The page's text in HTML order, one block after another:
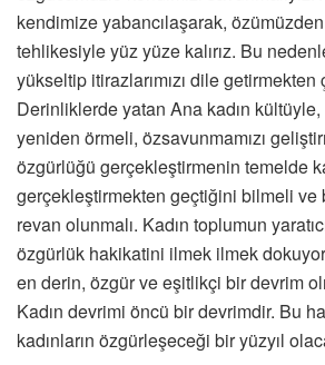
kendimize yabancılaşarak,
tehlikesiyle yüz yüze kalırız. Bu
yükseltip itirazlarımızı dile
Derinliklerde yatan Ana kadın kültüyle,
yeniden örmeli, özsavunmamızı
özgürlüğü gerçekleştirmenin temelde
gerçekleştirmekten geçtiğini bilmeli ve
revan olunmalı. Kadın toplumun
özgürlük hakikatini ilmek ilmek
en derin, özgür ve eşitlikçi bir devrim
Kadın devrimi öncü bir devrimdir. Bu
kadınların özgürleşeceği bir yüzyıl